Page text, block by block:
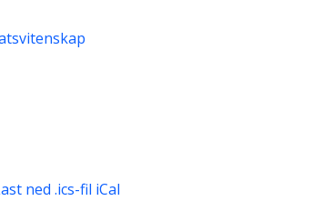
ned .ics-fil iCal